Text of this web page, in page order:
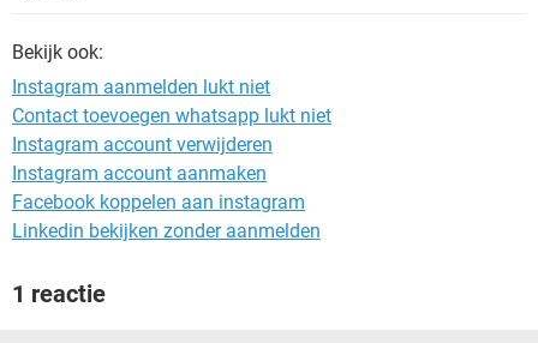
Bekijk ook:
Instagram aanmelden lukt niet
Contact toevoegen whatsapp lukt niet
Instagram account verwijderen
Instagram account aanmaken
Facebook koppelen aan instagram
Linkedin bekijken zonder aanmelden
1 reactie